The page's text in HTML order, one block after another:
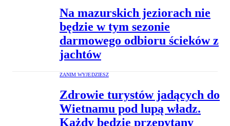
Na mazurskich jeziorach nie
będzie w tym sezonie
darmowego odbioru ścieków z
jachtów
ZANIM WYJEDZIESZ
Zdrowie turystów jadących do
Wietnamu pod lupą władz.
Każdy będzie przepytany